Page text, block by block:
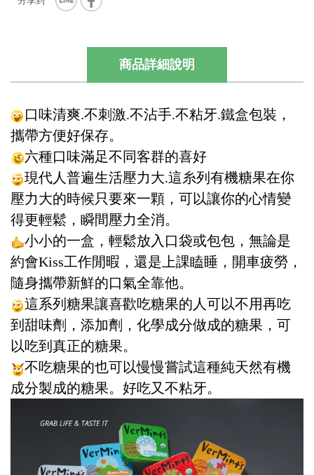
商品詳細說明
口味清爽.不刺激.不沾手.不粘牙.鐵盒包裝，
攜帶方便好保存。
六種口味滿足不同客群的喜好
現代人普遍生活壓力大.這糸列有機糖果在你
壓力大的時候只要來一顆，可以讓你的心情變
得更輕鬆，瞬間壓力全消。
小小的一盒，輕鬆放入口袋或包包，無論是
約會Kiss工作閒暇，還是上課瞌睡，開車疲勞，
隨身攜帶新鮮的口氣全靠他。
這系列糖果讓喜歡吃糖果的人可以不用再吃
到甜味劑，添加劑，化學成分做成的糖果，可
以吃到真正的糖果。
不吃糖果的也可以慢慢嘗試這種純天然有機
成分製成的糖果。好吃又不粘牙。